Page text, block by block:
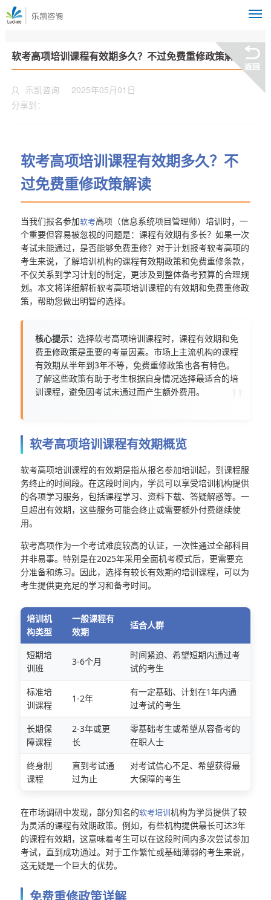
软考高项培训课程有效期多久？不过免费重修政策解读
乐凯咨询
2025年05月01日
分享到：
软考高项培训课程有效期多久？不
过免费重修政策解读
当我们报名参加软考高项（信息系统项目管理师）培训时，一
个重要但容易被忽视的问题是：课程有效期有多长？如果一次
考试未能通过，是否能够免费重修？对于计划报考软考高项的
考生来说，了解培训机构的课程有效期政策和免费重修条款，
不仅关系到学习计划的制定，更涉及到整体备考预算的合理规
划。本文将详细解析软考高项培训课程的有效期和免费重修政
策，帮助您做出明智的选择。
核心提示： 选择软考高项培训课程时，课程有效期和免
费重修政策是重要的考量因素。市场上主流机构的课程
有效期从半年到3年不等，免费重修政策也各有特色。
了解这些政策有助于考生根据自身情况选择最适合的培
训课程，避免因考试未通过而产生额外费用。
软考高项培训课程有效期概览
软考高项培训课程的有效期是指从报名参加培训起，到课程服
务终止的时间段。在这段时间内，学员可以享受培训机构提供
的各项学习服务，包括课程学习、资料下载、答疑解惑等。一
旦超出有效期，这些服务可能会终止或需要额外付费继续使
用。
软考高项作为一个考试难度较高的认证，一次性通过全部科目
并非易事。特别是在2025年采用全面机考模式后，更需要充
分准备和练习。因此，选择有较长有效期的培训课程，可以为
考生提供更充足的学习和备考时间。
培训机
构类型
一般课程有
效期
适合人群
短期培
训班
3-6个月
时间紧迫、希望短期内通过考
试的考生
标准培
训课程
1-2年
有一定基础、计划在1年内通
过考试的考生
长期保
障课程
2-3年或更
长
零基础考生或希望从容备考的
在职人士
终身制
课程
直到考试通
过为止
对考试信心不足、希望获得最
大保障的考生
在市场调研中发现，部分知名的软考培训机构为学员提供了较
为灵活的课程有效期政策。例如，有些机构提供最长可达3年
的课程有效期，这意味着考生可以在这段时间内多次尝试参加
考试，直到成功通过。对于工作繁忙或基础薄弱的考生来说，
这无疑是一个巨大的优势。
免费重修政策详解